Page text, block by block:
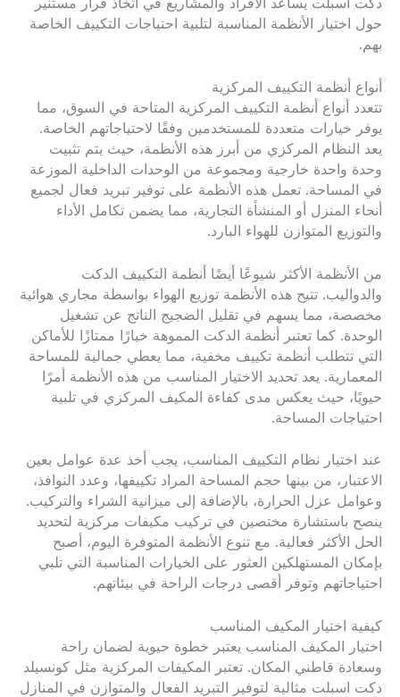
دكت اسبلت يساعد الأفراد والمشاريع في اتخاذ قرار مستنير
حول اختيار الأنظمة المناسبة لتلبية احتياجات التكييف الخاصة
بهم.
أنواع أنظمة التكييف المركزية
تتعدد أنواع أنظمة التكييف المركزية المتاحة في السوق، مما
يوفر خيارات متعددة للمستخدمين وفقًا لاحتياجاتهم الخاصة.
يعد النظام المركزي من أبرز هذه الأنظمة، حيث يتم تثبيت
وحدة واحدة خارجية ومجموعة من الوحدات الداخلية الموزعة
في المساحة. تعمل هذه الأنظمة على توفير تبريد فعال لجميع
أنحاء المنزل أو المنشأة التجارية، مما يضمن تكامل الأداء
والتوزيع المتوازن للهواء البارد.
من الأنظمة الأكثر شيوعًا أيضًا أنظمة التكييف الدكت
والدواليب. تتيح هذه الأنظمة توزيع الهواء بواسطة مجاري هوائية
مخصصة، مما يسهم في تقليل الضجيج الناتج عن تشغيل
الوحدة. كما تعتبر أنظمة الدكت المموهة خيارًا ممتازًا للأماكن
التي تتطلب أنظمة تكييف مخفية، مما يعطي جمالية للمساحة
المعمارية. يعد تحديد الاختيار المناسب من هذه الأنظمة أمرًا
حيويًا، حيث يعكس مدى كفاءة المكيف المركزي في تلبية
احتياجات المساحة.
عند اختيار نظام التكييف المناسب، يجب أخذ عدة عوامل بعين
الاعتبار، من بينها حجم المساحة المراد تكييفها، وعدد النوافذ،
وعوامل عزل الحرارة، بالإضافة إلى ميزانية الشراء والتركيب.
ينصح باستشارة مختصين في تركيب مكيفات مركزية لتحديد
الحل الأكثر فعالية. مع تنوع الأنظمة المتوفرة اليوم، أصبح
بإمكان المستهلكين العثور على الخيارات المناسبة التي تلبي
احتياجاتهم وتوفر أقصى درجات الراحة في بيئاتهم.
كيفية اختيار المكيف المناسب
اختيار المكيف المناسب يعتبر خطوة حيوية لضمان راحة
وسعادة قاطني المكان. تعتبر المكيفات المركزية مثل كونسيلد
دكت اسبلت مثالية لتوفير التبريد الفعال والمتوازن في المنازل